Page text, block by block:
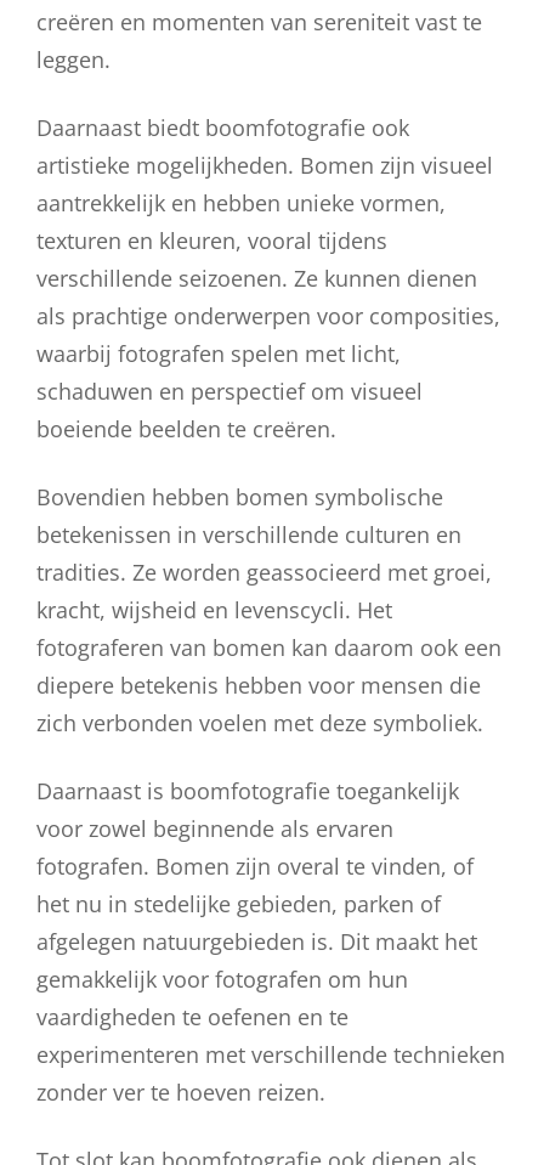
creëren en momenten van sereniteit vast te
leggen.
Daarnaast biedt boomfotografie ook
artistieke mogelijkheden. Bomen zijn visueel
aantrekkelijk en hebben unieke vormen,
texturen en kleuren, vooral tijdens
verschillende seizoenen. Ze kunnen dienen
als prachtige onderwerpen voor composities,
waarbij fotografen spelen met licht,
schaduwen en perspectief om visueel
boeiende beelden te creëren.
Bovendien hebben bomen symbolische
betekenissen in verschillende culturen en
tradities. Ze worden geassocieerd met groei,
kracht, wijsheid en levenscycli. Het
fotograferen van bomen kan daarom ook een
diepere betekenis hebben voor mensen die
zich verbonden voelen met deze symboliek.
Daarnaast is boomfotografie toegankelijk
voor zowel beginnende als ervaren
fotografen. Bomen zijn overal te vinden, of
het nu in stedelijke gebieden, parken of
afgelegen natuurgebieden is. Dit maakt het
gemakkelijk voor fotografen om hun
vaardigheden te oefenen en te
experimenteren met verschillende technieken
zonder ver te hoeven reizen.